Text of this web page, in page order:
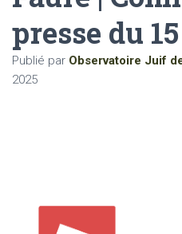
presse du
Publié par Observatoire Juif
2025